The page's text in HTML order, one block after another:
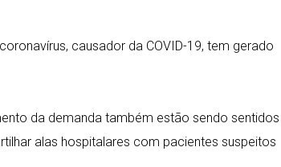
causador da COVID-19, tem gerado
da demanda também estão sendo sentidos
alas hospitalares com pacientes suspeitos